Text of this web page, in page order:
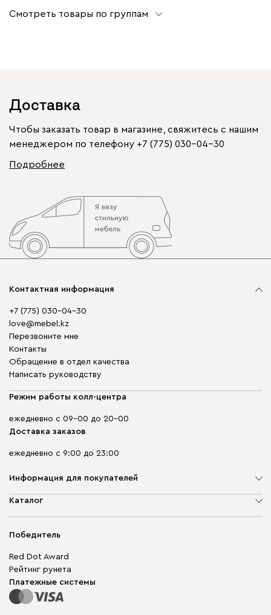
Смотреть товары по группам
Доставка
Чтобы заказать товар в магазине, свяжитесь с нашим
менеджером по телефону +7 (775) 030-04-30
Подробнее
Контактная информация
+7 (775) 030-04-30
love@mebel.kz
Перезвоните мне
Контакты
Обращение в отдел качества
Написать руководству
Режим работы колл-центра
ежедневно с 09-00 до 20-00
Доставка заказов
ежедневно с 9:00 до 23:00
Информация для покупателей
О компании
Гарантия
Для бизнеса
Карта сайта
Каталог
Корпусная мебель
Модульная мебель
Столы и стулья
Победитель
Red Dot Award
Рейтинг рунета
Платежные системы